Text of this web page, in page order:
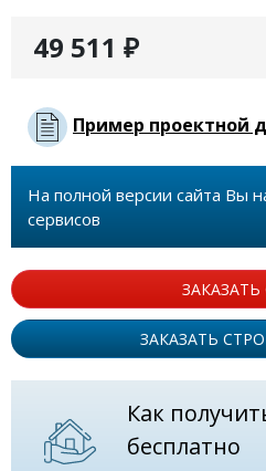
49 511 ₽
Пример проектной
На полной версии сайта Вы
сервисов
ЗАКАЗАТЬ
Как
бесплатно